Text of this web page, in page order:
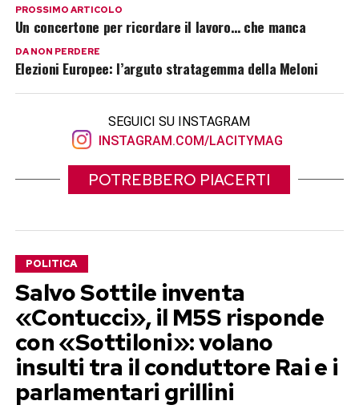
PROSSIMO ARTICOLO
Un concertone per ricordare il lavoro… che manca
DA NON PERDERE
Elezioni Europee: l’arguto stratagemma della Meloni
SEGUICI SU INSTAGRAM
INSTAGRAM.COM/LACITYMAG
POTREBBERO PIACERTI
POLITICA
Salvo Sottile inventa
«Contucci», il M5S risponde
con «Sottiloni»: volano
insulti tra il conduttore Rai e i
parlamentari grillini